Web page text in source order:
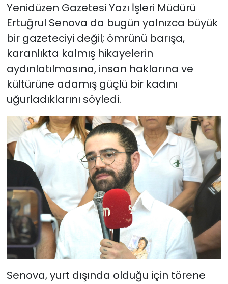
Yenidüzen Gazetesi Yazı İşleri Müdürü
Ertuğrul Senova da bugün yalnızca büyük
bir gazeteciyi değil; ömrünü barışa,
karanlıkta kalmış hikayelerin
aydınlatılmasına, insan haklarına ve
kültürüne adamış güçlü bir kadını
uğurladıklarını söyledi.
Senova, yurt dışında olduğu için törene